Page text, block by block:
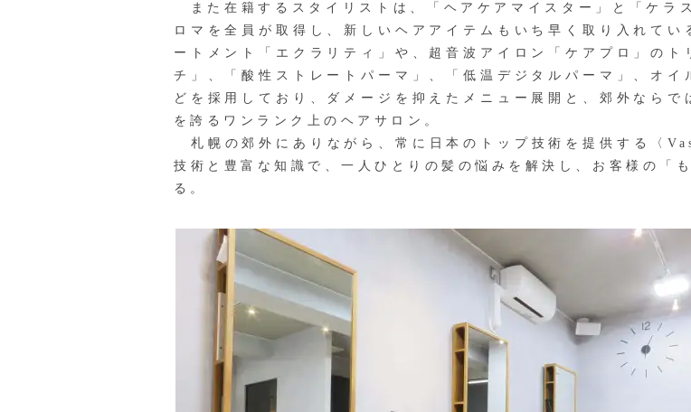
また在籍するスタイリストは、「ヘアケアマイスター」と「ケラ
ロマを全員が取得し、新しいヘアアイテムもいち早く取り入れて
ートメント「エクラリティ」や、超音波アイロン「ケアプロ」の
チ」、「酸性ストレートパーマ」、「低温デジタルパーマ」、オ
どを採用しており、ダメージを抑えたメニュー展開と、郊外なら
を誇るワンランク上のヘアサロン。
札幌の郊外にありながら、常に日本のトップ技術を提供する〈
技術と豊富な知識で、一人ひとりの髪の悩みを解決し、お客様の「
る。